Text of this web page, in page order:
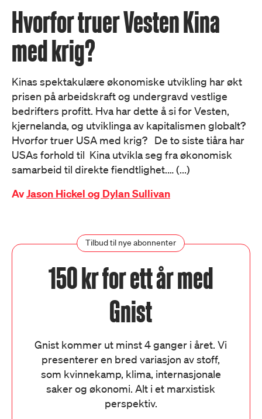
Hvorfor truer Vesten Kina
med krig?
Kinas spektakulære økonomiske utvikling har økt
prisen på arbeidskraft og undergravd vestlige
bedrifters profitt. Hva har dette å si for Vesten,
kjernelanda, og utviklinga av kapitalismen globalt?
Hvorfor truer USA med krig? De to siste tiåra har
USAs forhold til Kina utvikla seg fra økonomisk
samarbeid til direkte fiendtlighet.… (...)
AvJason Hickel og Dylan Sullivan
Tilbud til nye abonnenter
150 kr for ett år med
Gnist
Gnist kommer ut minst 4 ganger i året. Vi
presenterer en bred variasjon av stoff,
som kvinnekamp, klima, internasjonale
saker og økonomi. Alt i et marxistisk
perspektiv.